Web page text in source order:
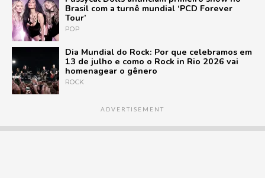
Brasil com a turnê mundial ‘PCD Forever
Tour’
POP
Dia Mundial do Rock: Por que celebramos em
13 de julho e como o Rock in Rio 2026 vai
homenagear o gênero
ROCK
ADVERTISEMENT